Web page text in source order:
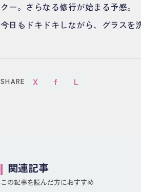
クー。さらなる修行が始まる予感。
今日もドキドキしながら、グラスを
SHARE X f L
関連記事
この記事を読んだ方におすすめ